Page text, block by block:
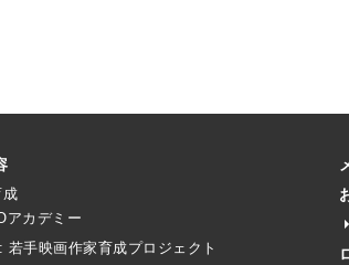
成
アカデミー
若手映画作家育成プロジェクト